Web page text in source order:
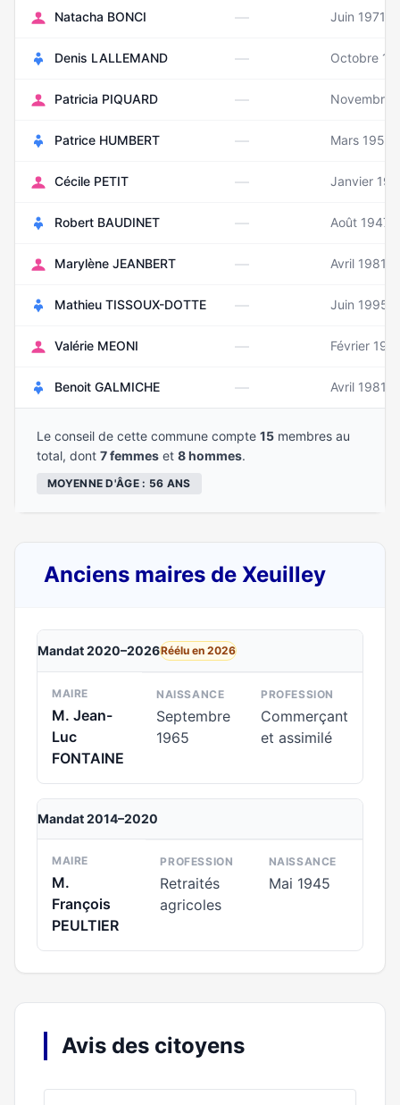
Natacha BONCI — Juin 1971
Denis LALLEMAND — Octobre
Patricia PIQUARD — Novembre
Patrice HUMBERT — Mars 1957
Cécile PETIT — Janvier
Robert BAUDINET — Août 1947
Marylène JEANBERT — Avril 1981
Mathieu TISSOUX-DOTTE — Juin 1995
Valérie MEONI — Février
Benoit GALMICHE — Avril 1981
Le conseil de cette commune compte 15 membres au
total, dont 7 femmes et 8 hommes.
MOYENNE D'ÂGE : 56 ANS
Anciens maires de Xeuilley
Mandat 2020–2026Réélu en 2026
MAIRE
M. Jean-
Luc
FONTAINE
NAISSANCE
Septembre
1965
PROFESSION
Commerçant
et assimilé
Mandat 2014–2020
MAIRE
M.
François
PEULTIER
PROFESSION
Retraités
agricoles
NAISSANCE
Mai 1945
Avis des citoyens